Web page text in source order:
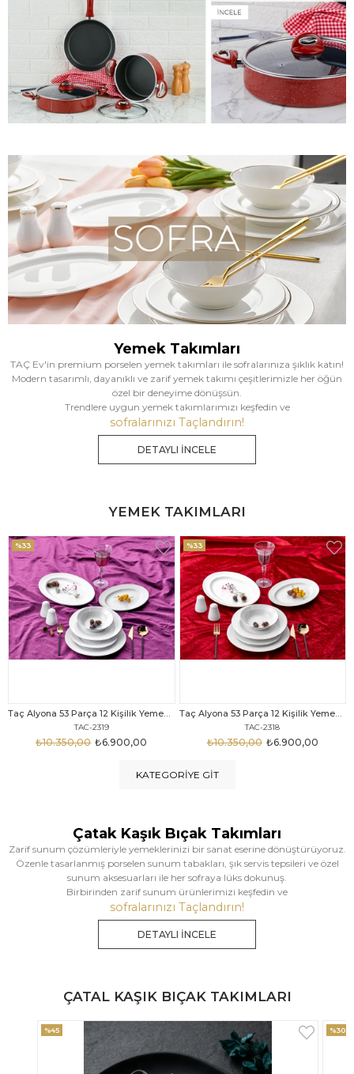
Yemek Takımları
TAÇ Ev'in premium porselen yemek takımları ile sofralarınıza şıklık katın!
Modern tasarımlı, dayanıklı ve zarif yemek takımı çeşitlerimizle her öğün
özel bir deneyime dönüşsün.
Trendlere uygun yemek takımlarımızı keşfedin ve
sofralarınızı Taçlandırın!
DETAYLI İNCELE
YEMEK TAKIMLARI
Taç Alyona 53 Parça 12 Kişilik Yemek Takımı Gold
TAC-2318
₺6.900,00
₺10.350,00
%33
Taç Eliza Alyona 53 Parça 12 Kişilik Yemek Takımı Platin
TAC-2316
₺9.499,00
₺12.669,00
%25
KATEGORIYE GIT
Çatak Kaşık Bıçak Takımları
Zarif sunum çözümleriyle yemeklerinizi bir sanat eserine dönüştürüyoruz.
Özenle tasarlanmış porselen sunum tabakları, şık servis tepsileri ve özel
sunum aksesuarları ile her sofraya lüks dokunuş.
Birbirinden zarif sunum ürünlerimizi keşfedin ve
sofralarınızı Taçlandırın!
DETAYLI İNCELE
ÇATAL KAŞIK BIÇAK TAKIMLARI
%30 %33